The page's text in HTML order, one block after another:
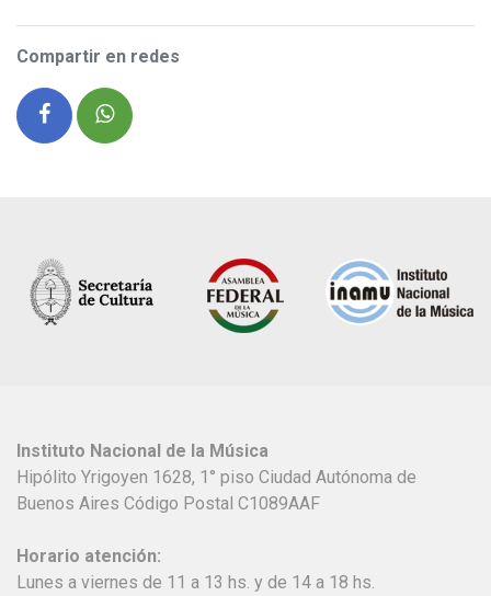
Compartir en redes
Instituto Nacional de la Música
Hipólito Yrigoyen 1628, 1° piso Ciudad Autónoma de
Buenos Aires Código Postal C1089AAF
Horario atención:
Lunes a viernes de 11 a 13 hs. y de 14 a 18 hs.